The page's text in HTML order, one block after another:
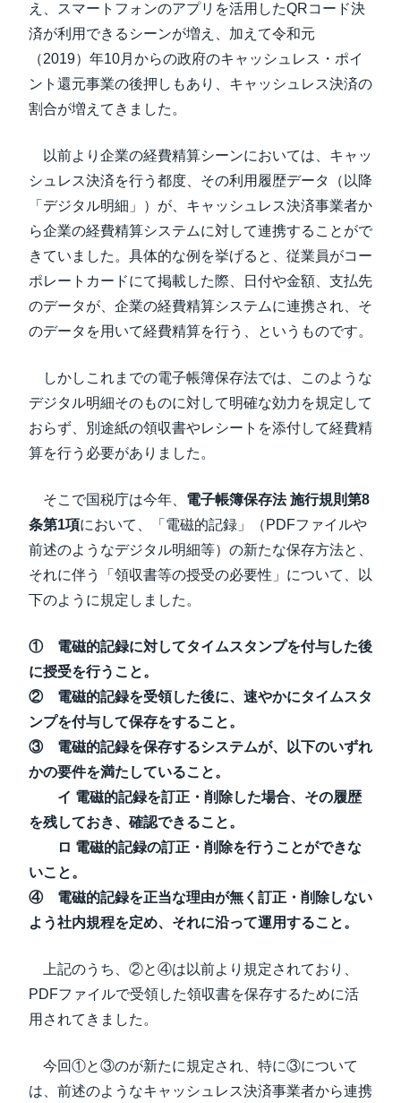
え、スマートフォンのアプリを活用したQRコード決
済が利用できるシーンが増え、加えて令和元
（2019）年10月からの政府のキャッシュレス・ポイ
ント還元事業の後押しもあり、キャッシュレス決済の
割合が増えてきました。
以前より企業の経費精算シーンにおいては、キャッ
シュレス決済を行う都度、その利用履歴データ（以降
「デジタル明細」）が、キャッシュレス決済事業者か
ら企業の経費精算システムに対して連携することがで
きていました。具体的な例を挙げると、従業員がコー
ポレートカードにて掲載した際、日付や金額、支払先
のデータが、企業の経費精算システムに連携され、そ
のデータを用いて経費精算を行う、というものです。
しかしこれまでの電子帳簿保存法では、このような
デジタル明細そのものに対して明確な効力を規定して
おらず、別途紙の領収書やレシートを添付して経費精
算を行う必要がありました。
そこで国税庁は今年、 電子帳簿保存法 施行規則第8
条第1項において、「電磁的記録」（PDFファイルや
前述のようなデジタル明細等）の新たな保存方法と、
それに伴う「領収書等の授受の必要性」について、以
下のように規定しました。
① 電磁的記録に対してタイムスタンプを付与した後
に授受を行うこと。
② 電磁的記録を受領した後に、速やかにタイムスタ
ンプを付与して保存をすること。
③ 電磁的記録を保存するシステムが、以下のいずれ
かの要件を満たしていること。
イ 電磁的記録を訂正・削除した場合、その履歴
を残しておき、確認できること。
ロ 電磁的記録の訂正・削除を行うことができな
いこと。
④ 電磁的記録を正当な理由が無く訂正・削除しない
よう社内規程を定め、それに沿って運用すること。
上記のうち、②と④は以前より規定されており、
PDFファイルで受領した領収書を保存するために活
用されてきました。
今回①と③のが新たに規定され、特に③について
は、前述のようなキャッシュレス決済事業者から連携